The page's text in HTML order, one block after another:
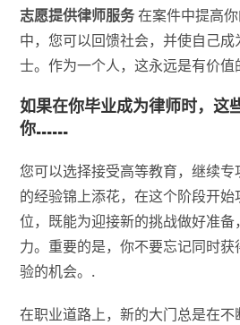
志愿提供律师服务在案件中提高
中，您可以回馈社会，并使自己
士。作为一个人，这永远是有价值
如果在你毕业成为律师时，这
你......
您可以选择接受高等教育，继续
的经验锦上添花，在这个阶段开
位，既能为迎接新的挑战做好准
力。重要的是，你不要忘记同时
验的机会。.
在职业道路上，新的大门总是在